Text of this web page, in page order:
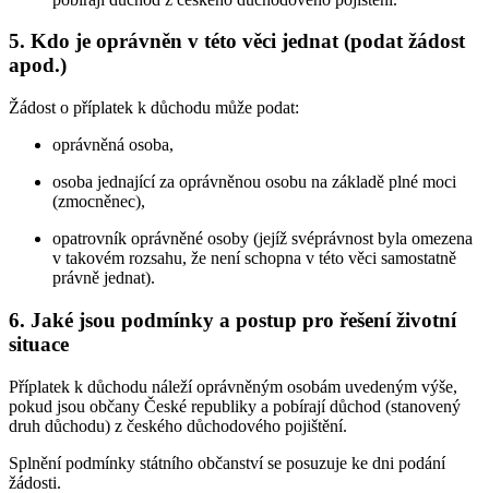
5. Kdo je oprávněn v této věci jednat (podat žádost
apod.)
Žádost o příplatek k důchodu může podat:
oprávněná osoba,
osoba jednající za oprávněnou osobu na základě plné moci
(zmocněnec),
opatrovník oprávněné osoby (jejíž svéprávnost byla omezena
v takovém rozsahu, že není schopna v této věci samostatně
právně jednat).
6. Jaké jsou podmínky a postup pro řešení životní
situace
Příplatek k důchodu náleží oprávněným osobám uvedeným výše,
pokud jsou občany České republiky a pobírají důchod (stanovený
druh důchodu) z českého důchodového pojištění.
Splnění podmínky státního občanství se posuzuje ke dni podání
žádosti.